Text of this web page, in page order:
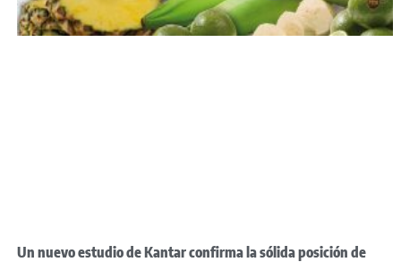
Un nuevo estudio de Kantar confirma la sólida posición de